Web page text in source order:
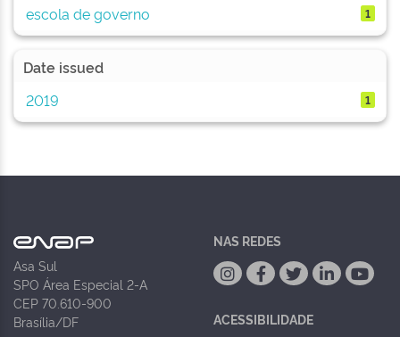
escola de governo
1
Date issued
2019
1
Asa Sul
SPO Área Especial 2-A
CEP 70.610-900
Brasília/DF
NAS REDES
ACESSIBILIDADE